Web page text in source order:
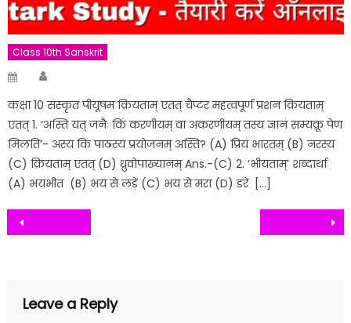
Class 10th Sanskrit
Posted
कक्षा 10 संस्कृत पीयूषम क्रियताम् एतत् चैप्टर महत्वपूर्ण प्रशन क्रियताम्
एतत् 1. ‘अस्ति यत् जनैः किं करणीयम् वा अकरणीयम् तस्य ज्ञानं सम्यक्रू पेण
मिलति’- अस्य किं पाठस्य प्रयोजनम् अस्ति? (A) प्रियं भारतम् (B) नरस्य
(C) क्रियताम् एतत् (D) ध्रुवोपाख्यानम् Ans.-(C) 2. ‘भीयताम्’ शब्दार्थाः
(A) भयभीत (B) भय से लड़ें (C) भय से मरा (D) डरें […]
Post
Leave a Reply